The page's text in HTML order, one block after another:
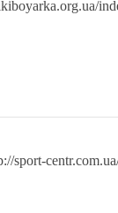
sport-